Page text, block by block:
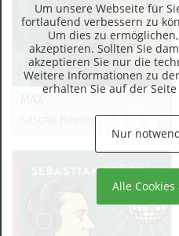
Um unsere Webseite für
fortlaufend verbessern zu
Um dies zu
akzeptieren. Sollten Sie
akzeptieren Sie nur die
Weitere Informationen zu
erhalten Sie auf der
Nur
Alle
Sascha Heeren